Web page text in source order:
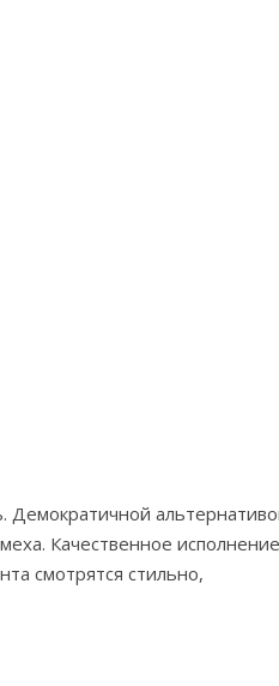
Демократичной
Качественное исполнение
смотрятся стильно,